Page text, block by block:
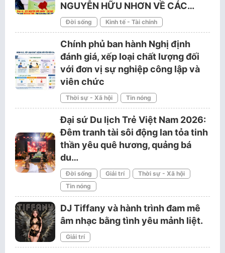
NGUYỄN HỮU NHƠN VỀ CÁC…
Đời sống Kinh tế - Tài chính
Chính phủ ban hành Nghị định
đánh giá, xếp loại chất lượng đối
với đơn vị sự nghiệp công lập và
viên chức
Thời sự - Xã hội Tin nóng
Đại sứ Du lịch Trẻ Việt Nam 2026:
Đêm tranh tài sôi động lan tỏa tinh
thần yêu quê hương, quảng bá
du…
Đời sống Giải trí
Thời sự - Xã hội
Tin nóng
DJ Tiffany và hành trình đam mê
âm nhạc bằng tình yêu mảnh liệt.
Giải trí